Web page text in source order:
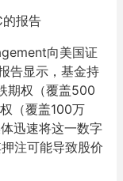
报告
向美国证
告显示，基金持
期权（覆盖500
（覆盖100万
迅速将这一数字
注可能导致股价